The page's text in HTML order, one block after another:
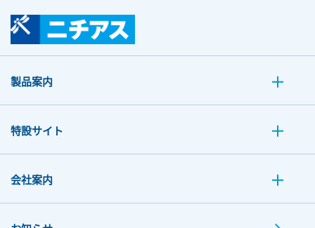
製品案内
特設サイト
会社案内